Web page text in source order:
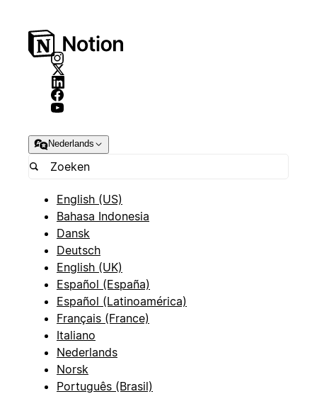
Nederlands
English (US)
Bahasa Indonesia
Dansk
Deutsch
English (UK)
Español (España)
Español (Latinoamérica)
Français (France)
Italiano
Nederlands
Norsk
Português (Brasil)